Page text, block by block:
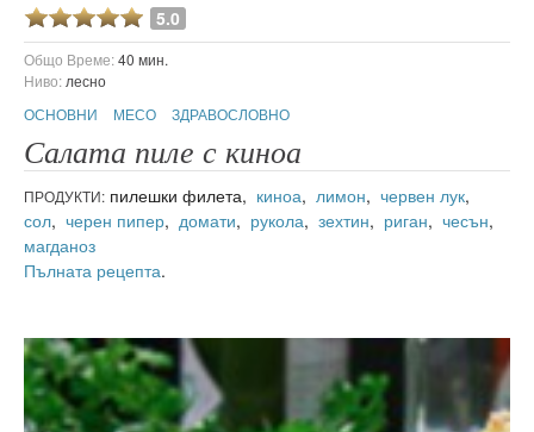
5.0
Общо Време:40 мин.
Ниво: лесно
ОСНОВНИ
МЕСО ЗДРАВОСЛОВНО
Салата пиле с киноа
ПРОДУКТИ: пилешки филета, киноа, лимон, червен лук,
сол, черен пипер, домати, рукола, зехтин, риган, чесън,
магданоз
Пълната рецепта.